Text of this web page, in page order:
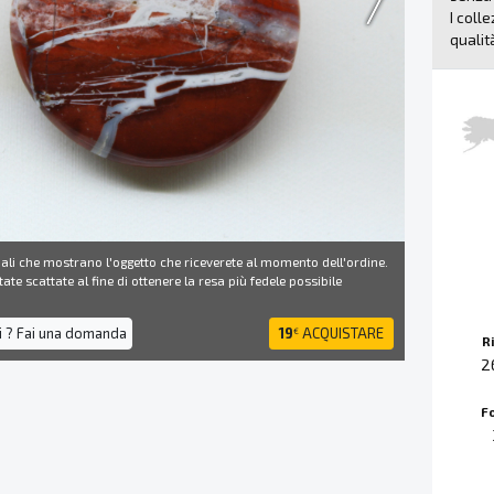
che mostrano l'oggetto che riceverete al momento dell'ordine.
scattate al fine di ottenere la resa più fedele possibile
Fai una domanda 19€ ACQUISTARE
I